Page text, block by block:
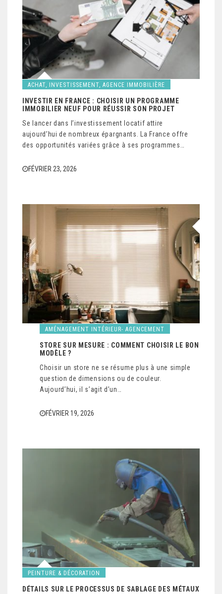
ACHAT, INVESTISSEMENT, AGENCE IMMOBILIÈRE
INVESTIR EN FRANCE : CHOISIR UN PROGRAMME
IMMOBILIER NEUF POUR RÉUSSIR SON PROJET
Se lancer dans l’investissement locatif attire
aujourd’hui de nombreux épargnants. La France offre
des opportunités variées grâce à ses programmes…
FÉVRIER 23, 2026
AMÉNAGEMENT INTÉRIEUR- AGENCEMENT
STORE SUR MESURE : COMMENT CHOISIR LE BON
MODÈLE ?
Choisir un store ne se résume plus à une simple
question de dimensions ou de couleur.
Aujourd’hui, il s’agit d’un…
FÉVRIER 19, 2026
PEINTURE & DÉCORATION
DÉTAILS SUR LE PROCESSUS DE SABLAGE DES MÉTAUX